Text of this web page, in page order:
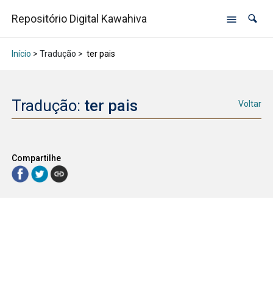
Repositório Digital Kawahiva
Início > Tradução > ter pais
Tradução: ter pais Voltar
Compartilhe